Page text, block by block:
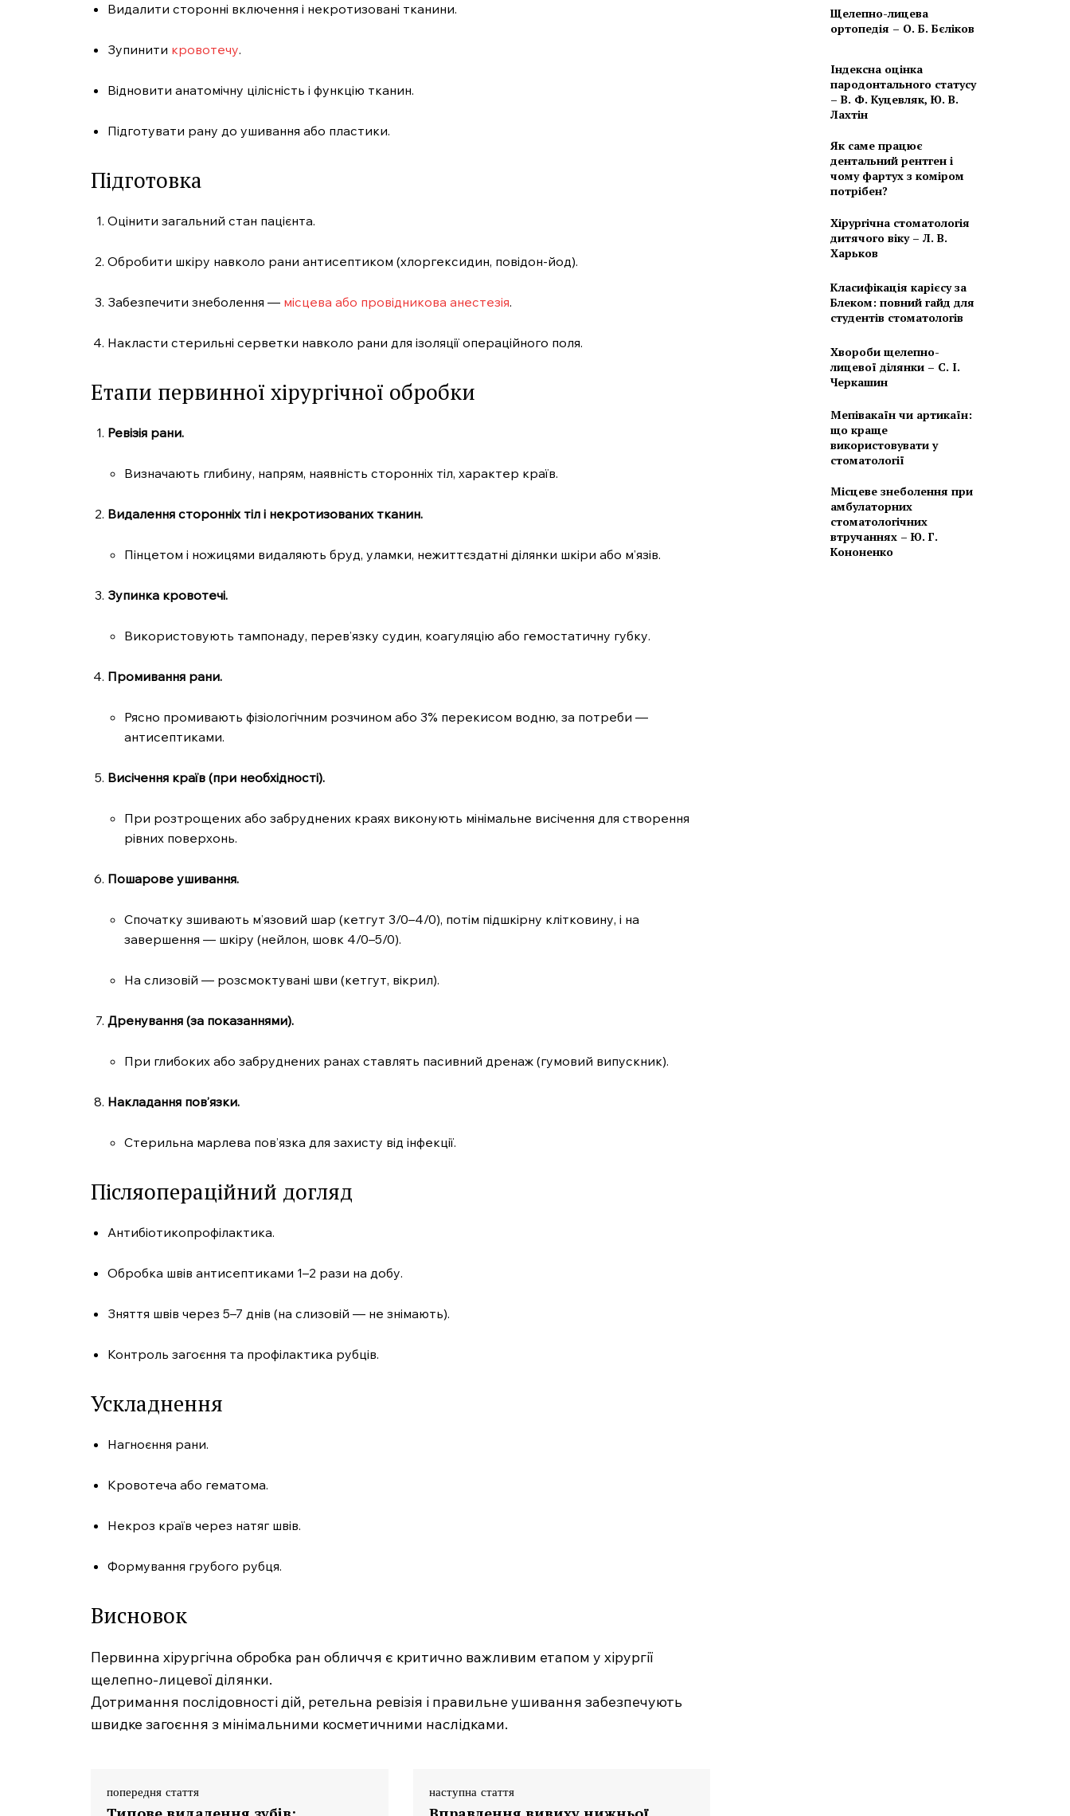
MedTerms.com.ua
професійний медичний
Про нас
Мій акаунт
Видалити сторонні включення і некротизовані тканини.
Зупинити кровотечу.
Відновити анатомічну цілісність і функцію тканин.
Підготувати рану до ушивання або пластики.
Підготовка
Оцінити загальний стан пацієнта.
Обробити шкіру навколо рани антисептиком (хлоргексидин, повідон-йод).
Забезпечити знеболення — місцева або провідникова анестезія.
Накласти стерильні серветки навколо рани для ізоляції операційного поля.
Етапи первинної хірургічної обробки
Ревізія рани.
Визначають глибину, напрям, наявність сторонніх тіл, характер країв.
Видалення сторонніх тіл і некротизованих тканин.
Пінцетом і ножицями видаляють бруд, уламки, нежиттєздатні ділянки шкіри або м’язів.
Зупинка кровотечі.
Використовують тампонаду, перев’язку судин, коагуляцію або гемостатичну губку.
Промивання рани.
Рясно промивають фізіологічним розчином або 3% перекисом водню, за потреби —
антисептиками.
Висічення країв (при необхідності).
При розтрощених або забруднених краях виконують мінімальне висічення для створення
рівних поверхонь.
Пошарове ушивання.
Спочатку зшивають м’язовий шар (кетгут 3/0–4/0), потім підшкірну клітковину, і на
завершення — шкіру (нейлон, шовк 4/0–5/0).
На слизовій — розсмоктувані шви (кетгут, вікрил).
Дренування (за показаннями).
При глибоких або забруднених ранах ставлять пасивний дренаж (гумовий випускник).
Накладання пов’язки.
Стерильна марлева пов’язка для захисту від інфекції.
Післяопераційний догляд
Антибіотикопрофілактика.
Обробка швів антисептиками 1–2 рази на добу.
Зняття швів через 5–7 днів (на слизовій — не знімають).
Контроль загоєння та профілактика рубців.
Ускладнення
Нагноєння рани.
Кровотеча або гематома.
Некроз країв через натяг швів.
Формування грубого рубця.
Висновок
Первинна хірургічна обробка ран обличчя є критично важливим етапом у хірургії
щелепно-лицевої ділянки.
Дотримання послідовності дій, ретельна ревізія і правильне ушивання забезпечують
швидке загоєння з мінімальними косметичними наслідками.
попередня стаття наступна стаття
Щелепно-лицева
ортопедія – О. Б. Бєліков
Індексна оцінка
пародонтального статусу
– В. Ф. Куцевляк, Ю. В.
Лахтін
Як саме працює
дентальний рентген і
чому фартух з коміром
потрібен?
Хірургічна стоматологія
дитячого віку – Л. В.
Харьков
Класифікація карієсу за
Блеком: повний гайд для
студентів стоматологів
Хвороби щелепно-
лицевої ділянки – С. І.
Черкашин
Мепівакаїн чи артикаїн:
що краще
використовувати у
стоматології
Місцеве знеболення при
амбулаторних
стоматологічних
втручаннях – Ю. Г.
Кононенко